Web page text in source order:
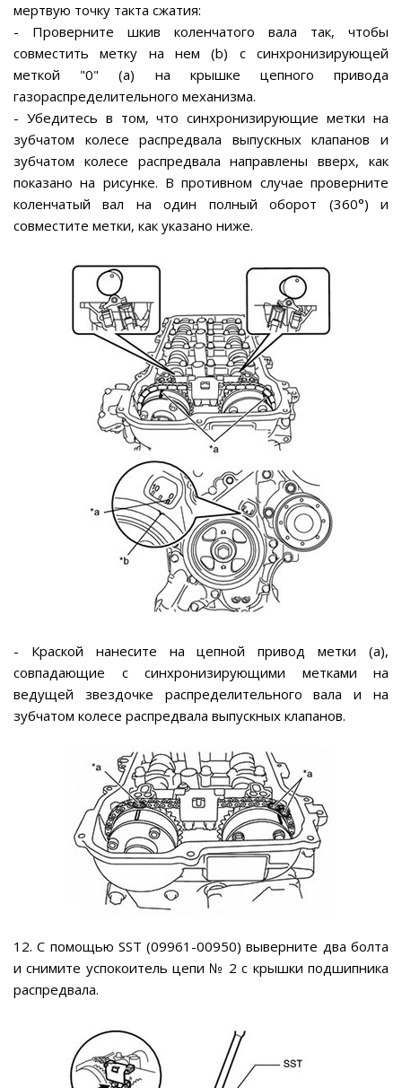
мертвую точку такта сжатия:
- Проверните шкив коленчатого вала так, чтобы
совместить метку на нем (b) с синхронизирующей
меткой "0" (а) на крышке цепного привода
газораспределительного механизма.
- Убедитесь в том, что синхронизирующие метки на
зубчатом колесе распредвала выпускных клапанов и
зубчатом колесе распредвала направлены вверх, как
показано на рисунке. В противном случае проверните
коленчатый вал на один полный оборот (360°) и
совместите метки, как указано ниже.
- Краской нанесите на цепной привод метки (а),
совпадающие с синхронизирующими метками на
ведущей звездочке распределительного вала и на
зубчатом колесе распредвала выпускных клапанов.
12. С помощью SST (09961-00950) выверните два болта
и снимите успокоитель цепи № 2 с крышки подшипника
распредвала.